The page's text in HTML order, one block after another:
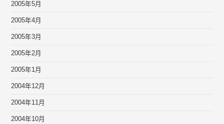
2005年5月
2005年4月
2005年3月
2005年2月
2005年1月
2004年12月
2004年11月
2004年10月